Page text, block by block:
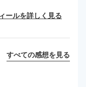
ールを詳しく見る
すべての感想を見る